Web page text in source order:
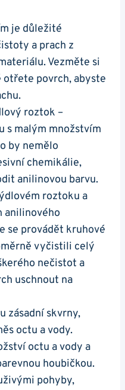
je důležité
a prach z
Vezměte si
otřete povrch, abyste
roztok –
s malým množstvím
by nemělo
chemikálie,
anilinovou barvu.
roztoku a
anilinového
se provádět kruhové
vyčistili celý
nečistot a
uschnout na
zásadní skvrny,
octu a vody.
octu a vody a
houbičkou.
pohyby,